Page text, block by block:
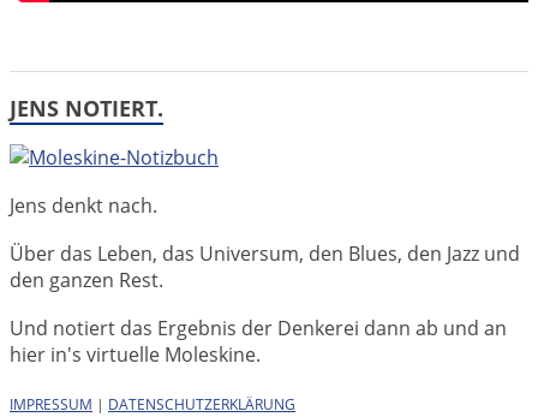
JENS NOTIERT.
Jens denkt nach.
Über das Leben, das Universum, den Blues, den Jazz und
den ganzen Rest.
Und notiert das Ergebnis der Denkerei dann ab und an
hier in's virtuelle Moleskine.
IMPRESSUM | DATENSCHUTZERKLÄRUNG